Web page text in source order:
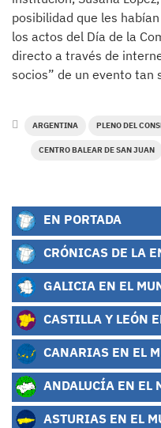
posibilidad que les
los actos del Día de la
directo a través de
socios” de un evento tan
ARGENTINA PLENO DEL
CENTRO BALEAR DE SAN JUAN
EN PORTADA
CRÓNICAS DE LA
GALICIA EN EL
CASTILLA Y LEÓN
CANARIAS EN EL
ANDALUCÍA EN EL
ASTURIAS EN EL